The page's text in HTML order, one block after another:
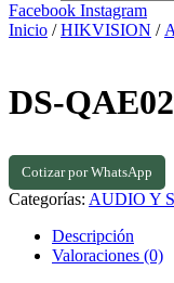
Facebook Instagram
Inicio /HIKVISION /
DS-
Cotizar por WhatsApp
Categorías: AUDIO Y
Descripción
Valoraciones (0)